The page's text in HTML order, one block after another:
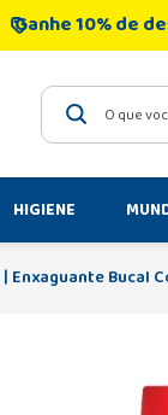
Ganhe 10% de
O que você
HIGIENE
Enxaguante Bucal